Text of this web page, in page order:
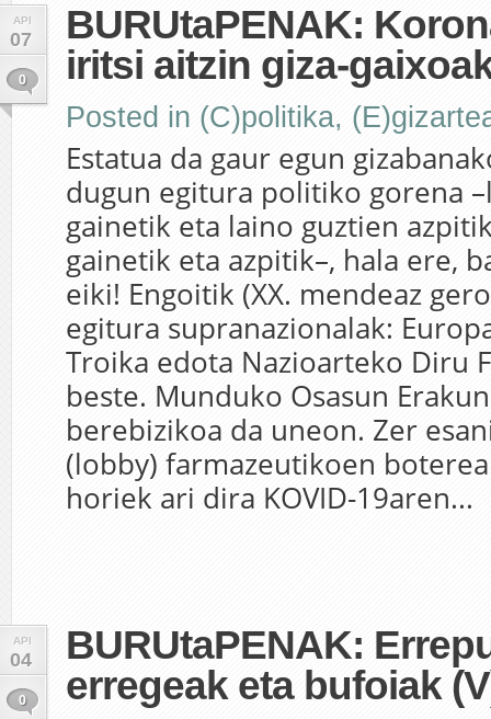
API
07
0
BURUtaPENAK:
iritsi aitzin giza-
Posted in (C)politika,
Estatua da gaur egun
dugun egitura politiko gorena
gainetik eta laino guztien
gainetik eta azpitik–, hala ere,
eiki! Engoitik (XX. mendeaz
egitura supranazionalak:
Troika edota Nazioarteko Diru
beste. Munduko Osasun
berebizikoa da uneon. Zer
(lobby) farmazeutikoen
horiek ari dira KOVID-19aren...
API
04
0
BURUtaPENAK:
erregeak eta bufoiak